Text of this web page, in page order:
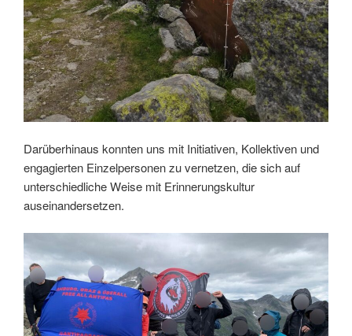
Darüberhinaus konnten uns mit Initiativen, Kollektiven und
engagierten Einzelpersonen zu vernetzen, die sich auf
unterschiedliche Weise mit Erinnerungskultur
auseinandersetzen.